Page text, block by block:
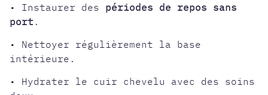
• Instaurer des périodes de repos sans
port .
• Nettoyer régulièrement la base
intérieure.
• Hydrater le cuir chevelu avec des soins